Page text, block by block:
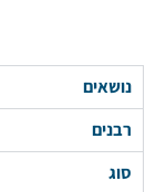
נושאים
רבנים
סוג